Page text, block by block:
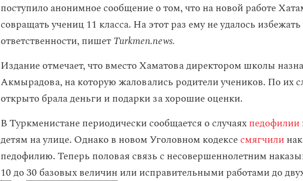
поступило анонимное сообщение о том, что на новой работе
совращать учениц 11 класса. На этот раз ему не удалось
ответственности, пишетTurkmen.news.
Издание отмечает, что вместо Хаматова директором школы
Акмырадова, на которую жаловались родители учеников. По их
открыто брала деньги и подарки за хорошие оценки.
В Туркменистане периодически сообщается о случаяхпедофилии
детям на улице. Однако в новом Уголовном кодексесмягчили
педофилию. Теперь половая связь с несовершеннолетним
10до30 базовых величин или исправительными работами до